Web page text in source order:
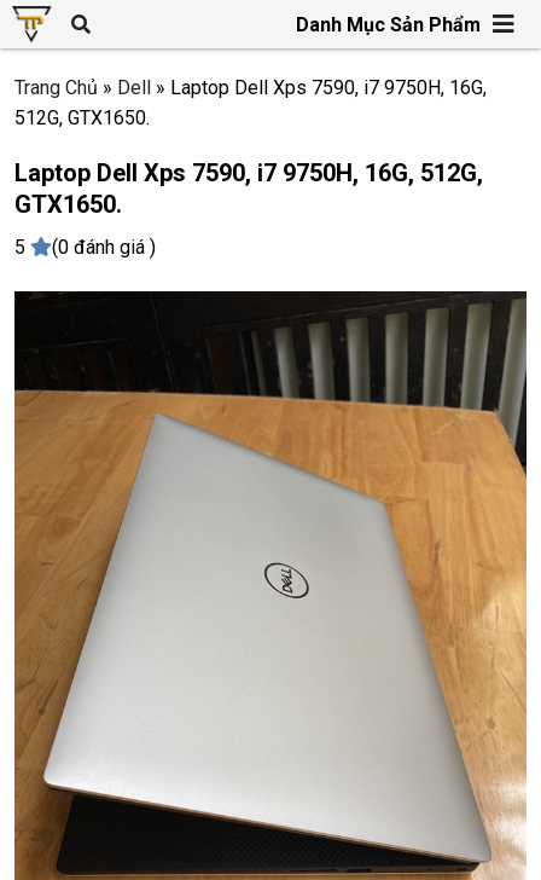
Danh Mục Sản Phẩm
Trang Chủ » Dell » Laptop Dell Xps 7590, i7 9750H, 16G,
512G, GTX1650.
Laptop Dell Xps 7590, i7 9750H, 16G, 512G,
GTX1650.
5 (0 đánh giá )